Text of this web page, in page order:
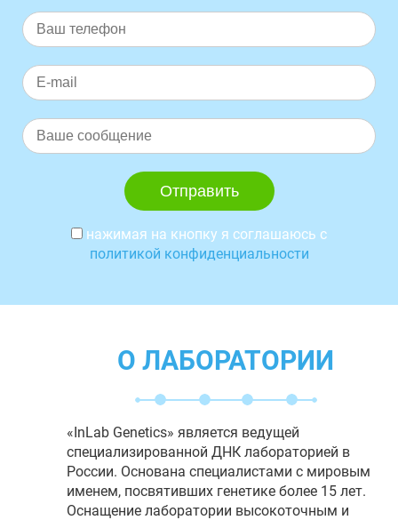
нажимая на кнопку я соглашаюсь с
политикой конфиденциальности
О ЛАБОРАТОРИИ
«InLab Genetics» является ведущей
специализированной ДНК лабораторией в
России. Основана специалистами с мировым
именем, посвятивших генетике более 15 лет.
Оснащение лаборатории высокоточным и